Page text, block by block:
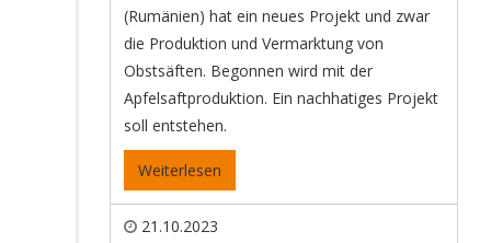
(Rumänien) hat ein neues Projekt und zwar
die Produktion und Vermarktung von
Obstsäften. Begonnen wird mit der
Apfelsaftproduktion. Ein nachhatiges Projekt
soll entstehen.
Weiterlesen
21.10.2023